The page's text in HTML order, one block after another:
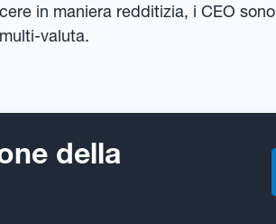
in maniera redditizia, i CEO sono
valuta.
della